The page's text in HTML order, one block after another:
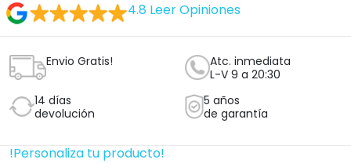
4.8 Leer Opiniones
Envio Gratis!
Atc. inmediata
L-V 9 a 20:30
14 días
devolución
5 años
de garantía
!Personaliza tu producto!